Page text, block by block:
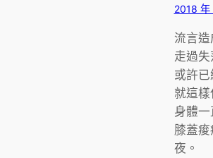
2018 年
流言
走過
或許
就這
身體
膝蓋
夜。